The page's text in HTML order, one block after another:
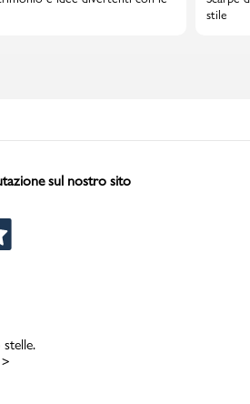
stile
sul nostro sito